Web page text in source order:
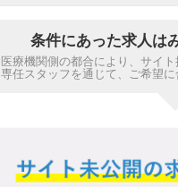
条件にあった求人は
医療機関側の都合により、サイ
専任スタッフを通じて、ご希望